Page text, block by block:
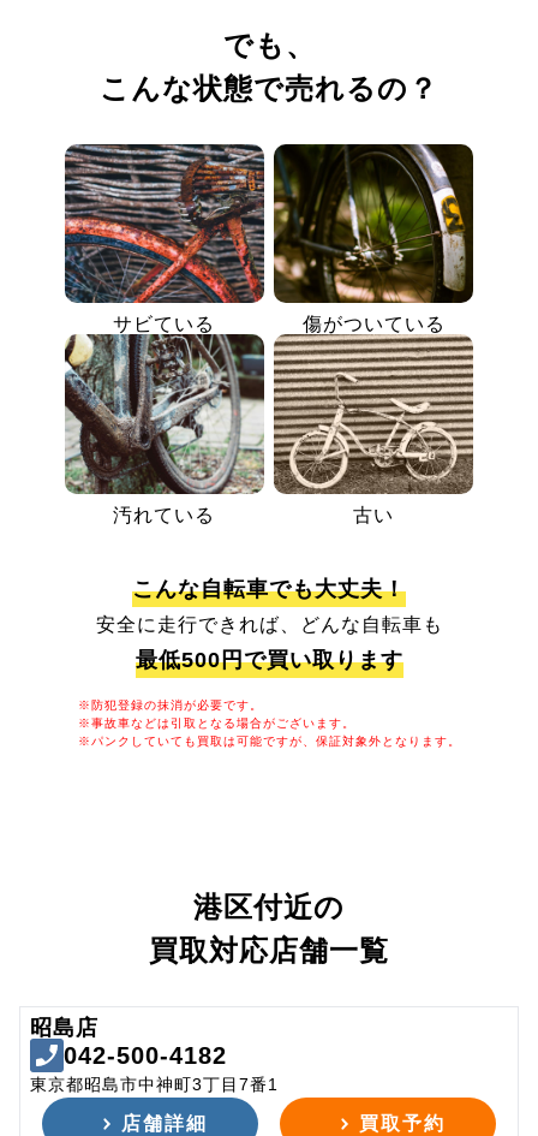
でも、
こんな状態で売れるの？
サビている 傷がついている
汚れている 古い
こんな自転車でも大丈夫！
安全に走行できれば、どんな自転車も
最低500円で買い取ります
※防犯登録の抹消が必要です。
※事故車などは引取となる場合がございます。
※パンクしていても買取は可能ですが、保証対象外となります。
港区付近の
買取対応店舗一覧
昭島店
042-500-4182
東京都昭島市中神町3丁目7番1
店舗詳細 買取予約